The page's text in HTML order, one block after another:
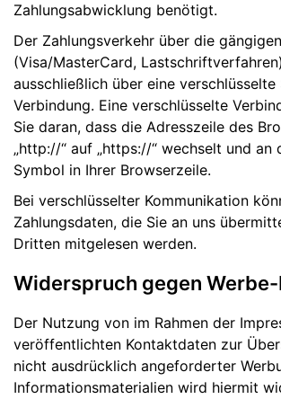
Zahlungsabwicklung benötigt.
Der Zahlungsverkehr über die
(Visa/MasterCard,
ausschließlich über eine verschlüsselte
Verbindung. Eine verschlüsselte
Sie daran, dass die Adresszeile des
„http://“ auf „https://“ wechselt und an
Symbol in Ihrer Browserzeile.
Bei verschlüsselter Kommunikation
Zahlungsdaten, die Sie an uns
Dritten mitgelesen werden.
Widerspruch gegen
Der Nutzung von im Rahmen der
veröffentlichten Kontaktdaten zur
nicht ausdrücklich angeforderter
Informationsmaterialien wird hiermit